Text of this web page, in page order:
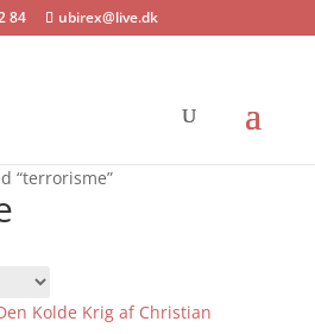
84 ubirex@live.dk
“terrorisme”